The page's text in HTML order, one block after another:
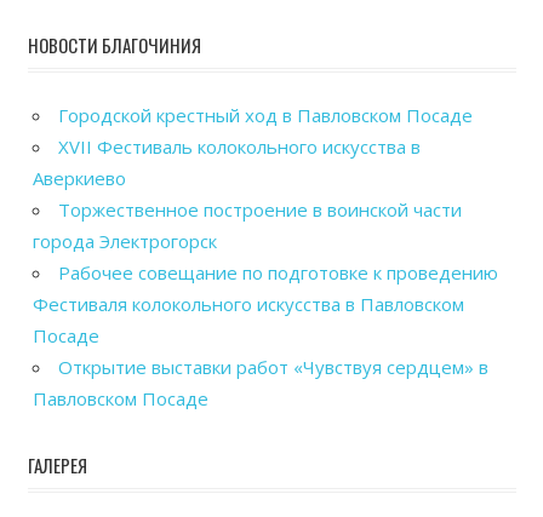
НОВОСТИ БЛАГОЧИНИЯ
Городской крестный ход в Павловском Посаде
XVII Фестиваль колокольного искусства в
Аверкиево
Торжественное построение в воинской части
города Электрогорск
Рабочее совещание по подготовке к проведению
Фестиваля колокольного искусства в Павловском
Посаде
Открытие выставки работ «Чувствуя сердцем» в
Павловском Посаде
ГАЛЕРЕЯ